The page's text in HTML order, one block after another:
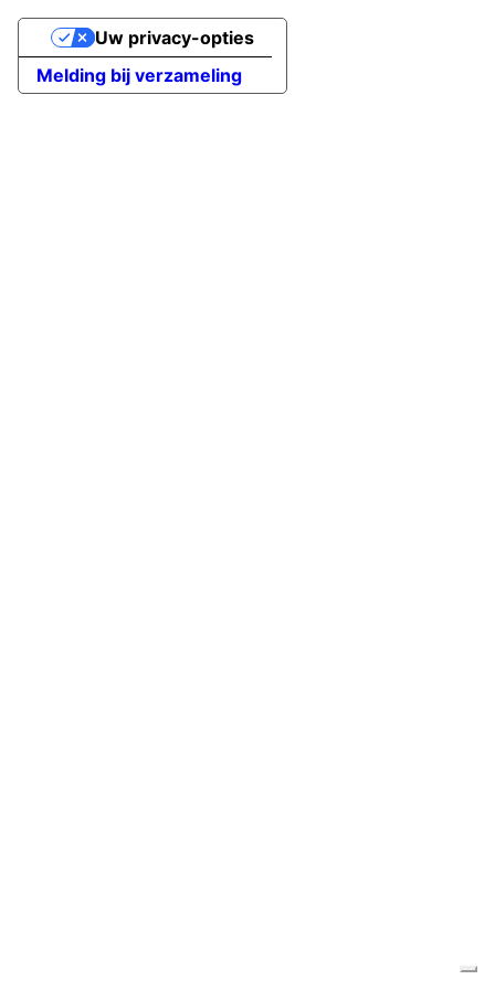
Melding bij verzameling
Uw privacy-opties